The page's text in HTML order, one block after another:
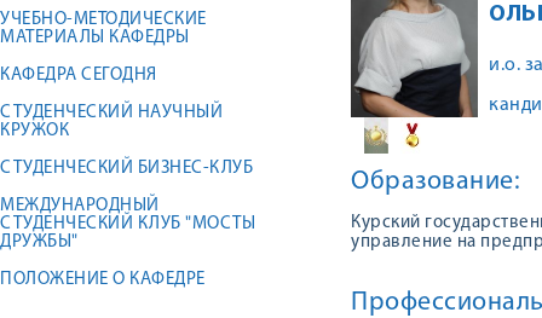
УЧЕБНО-МЕТОДИЧЕСКИЕ
МАТЕРИАЛЫ КАФЕДРЫ
КАФЕДРА СЕГОДНЯ
СТУДЕНЧЕСКИЙ НАУЧНЫЙ
КРУЖОК
СТУДЕНЧЕСКИЙ БИЗНЕС-КЛУБ
МЕЖДУНАРОДНЫЙ
СТУДЕНЧЕСКИЙ КЛУБ "МОСТЫ
ДРУЖБЫ"
ПОЛОЖЕНИЕ О КАФЕДРЕ
и.о.
Образование:
Курский
управление на